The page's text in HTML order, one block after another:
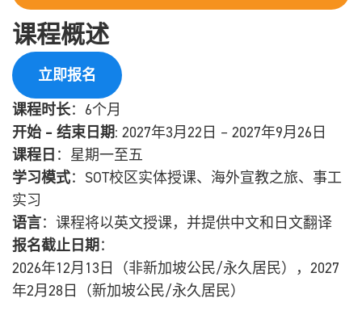
课程概述
立即报名
课程时长：6个月
开始 – 结束日期: 2027年3月22日 – 2027年9月26日
课程日 ：星期一至五
学习模式：SOT校区实体授课、海外宣教之旅、事工
实习
语言：课程将以英文授课，并提供中文和日文翻译
报名截止日期 ：
2026年12月13日（非新加坡公民/永久居民），2027
年2月28日（新加坡公民/永久居民）